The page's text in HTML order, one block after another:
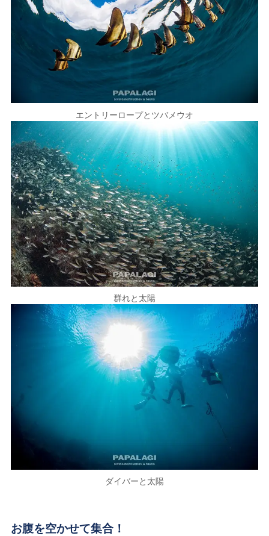
エントリーロープとツバメウオ
群れと太陽
ダイバーと太陽
お腹を空かせて集合！